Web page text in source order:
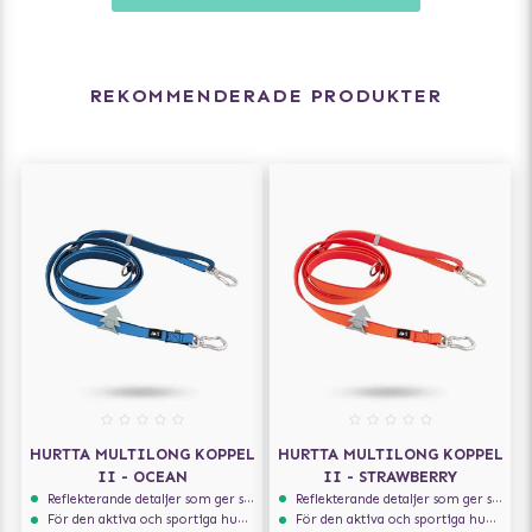
REKOMMENDERADE PRODUKTER
HURTTA MULTILONG KOPPEL
II - OCEAN
Reflekterande detaljer som ger synlighet i svagt ljus
För den aktiva och sportiga hunden
HURTTA MULTILONG KOPPEL
II - STRAWBERRY
Reflekterande detaljer som ger synlighet i svagt ljus
För den aktiva och sportiga hunden